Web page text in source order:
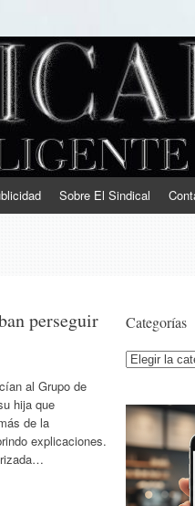
Sobre El Sindical
perseguir
al Grupo de
hija que
de la
explicaciones.
Categorías
Categorías